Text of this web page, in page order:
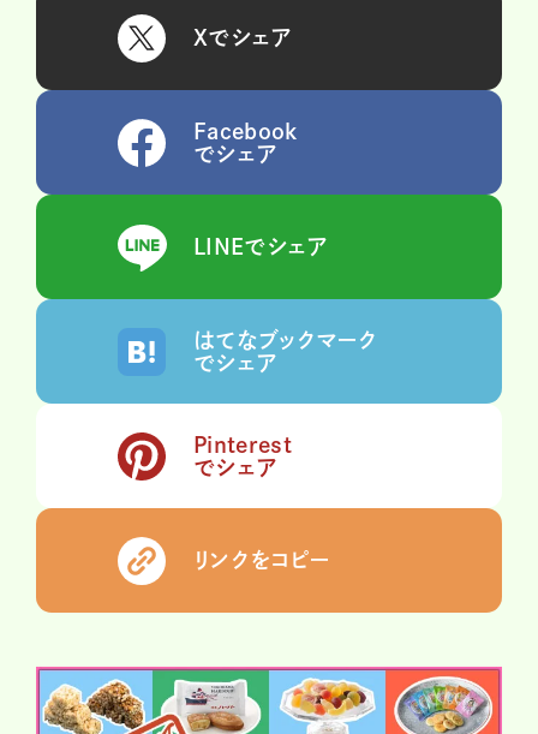
Xでシェア
Facebook
でシェア
LINEでシェア
はてなブックマーク
でシェア
Pinterest
でシェア
リンクをコピー